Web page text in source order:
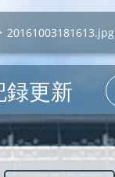
20161003181613.jpg
録更新